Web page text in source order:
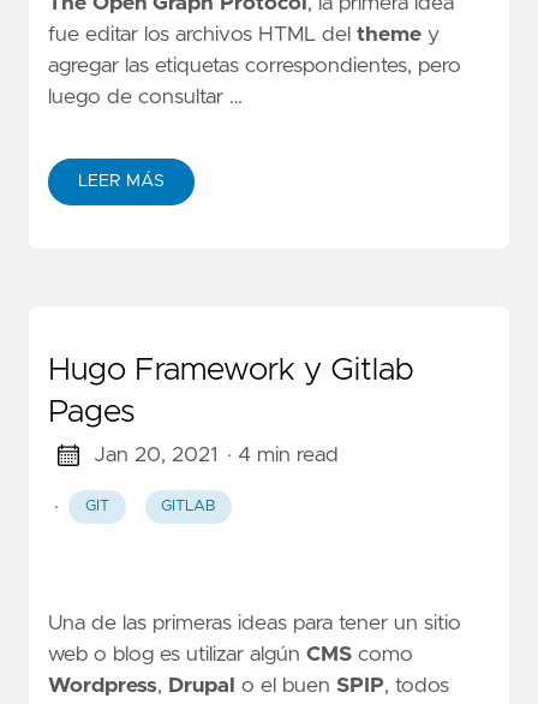
fue editar los archivos HTML del theme y
agregar las etiquetas correspondientes, pero
luego de consultar …
LEER MÁS
Hugo Framework y Gitlab
Pages
Jan 20, 2021 · 4 min read
· GIT GITLAB
Una de las primeras ideas para tener un sitio
web o blog es utilizar algún CMS como
Wordpress, Drupal o el buen SPIP, todos